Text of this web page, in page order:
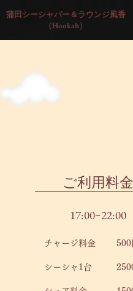
蒲田シーシャバー＆ラウンジ風香
​（Hookah）
​ご利用料金
17:00~22:00
チャージ料金
シーシャ1台
500